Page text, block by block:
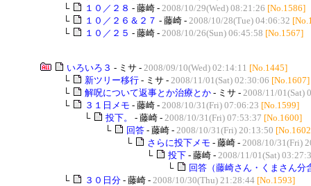
└
１０／２８ - 藤崎 - 2008/10/29(Wed) 08:21:26 [No.1586]
└
１０／２６＆２７ - 藤崎 - 2008/10/28(Tue) 04:06:32
└
１０／２５ - 藤崎 - 2008/10/26(Sun) 06:45:58 [No.1567]
いろいろ３ - ミサ - 2008/09/10(Wed) 02:14:11 [No.1445]
└
新ツリー移行 - ミサ - 2008/11/01(Sat) 02:30:06 [No.1607]
└
解呪について返事とか治療とか - ミサ - 2008/11/01(Sat)
└
３１日メモ - 藤崎 - 2008/10/31(Fri) 07:06:23 [No.1599]
└
投下。 - 藤崎 - 2008/10/31(Fri) 07:53:37 [No.1600]
└
回答 - 藤崎 - 2008/10/31(Fri) 20:13:50
└
さらに投下メモ - 藤崎 - 2008/10/31(Fri)
└
投下 - 藤崎 - 2008/11/01(Sat)
└
回答（藤崎さん・くまさん分
└
３０日分 - 藤崎 - 2008/10/30(Thu) 21:28:44 [No.1593]